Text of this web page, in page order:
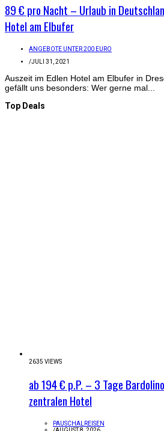
89 € pro Nacht – Urlaub in
Hotel am Elbufer
ANGEBOTE UNTER 200 EURO
/JULI 31, 2021
Auszeit im Edlen Hotel am Elbufer in
gefällt uns besonders: Wer gerne mal...
Top Deals
2635 VIEWS
ab 194 € p.P. – 3 Tage
zentralen Hotel
PAUSCHALREISEN